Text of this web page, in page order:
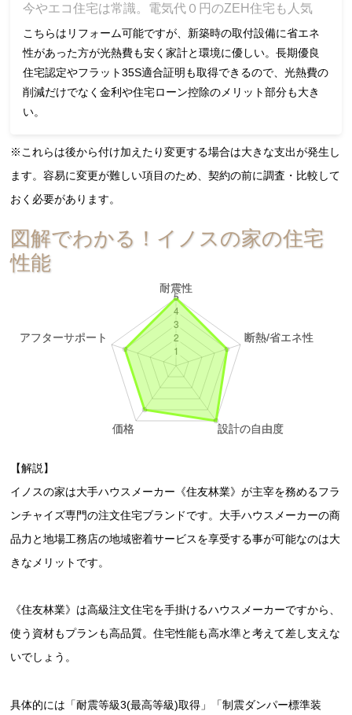
今やエコ住宅は常識。電気代０円のZEH住宅も人気
こちらはリフォーム可能ですが、新築時の取付設備に省エネ
性があった方が光熱費も安く家計と環境に優しい。長期優良
住宅認定やフラット35S適合証明も取得できるので、光熱費の
削減だけでなく金利や住宅ローン控除のメリット部分も大き
い。
※これらは後から付け加えたり変更する場合は大きな支出が発生し
ます。容易に変更が難しい項目のため、契約の前に調査・比較して
おく必要があります。
図解でわかる！イノスの家の住宅
性能
【解説】
イノスの家は大手ハウスメーカー《住友林業》が主宰を務めるフラ
ンチャイズ専門の注文住宅ブランドです。大手ハウスメーカーの商
品力と地場工務店の地域密着サービスを享受する事が可能なのは大
きなメリットです。
《住友林業》は高級注文住宅を手掛けるハウスメーカーですから、
使う資材もプランも高品質。住宅性能も高水準と考えて差し支えな
いでしょう。
具体的には「耐震等級3(最高等級)取得」「制震ダンパー標準装